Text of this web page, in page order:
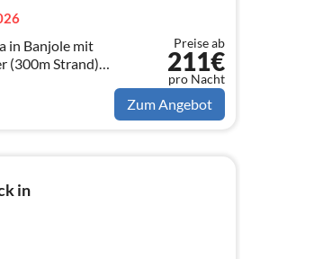
in Banjole mit
(300m Strand)
Preise ab
211€
pro Nacht
Zum Angebot
in